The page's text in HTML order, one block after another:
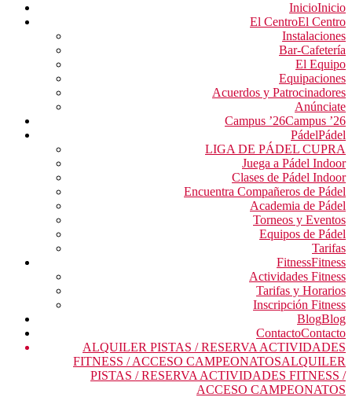
InicioInicio
El CentroEl Centro
Instalaciones
Bar-Cafetería
El Equipo
Equipaciones
Acuerdos y Patrocinadores
Anúnciate
Campus ’26Campus ’26
PádelPádel
LIGA DE PÁDEL CUPRA
Juega a Pádel Indoor
Clases de Pádel Indoor
Encuentra Compañeros de Pádel
Academia de Pádel
Torneos y Eventos
Equipos de Pádel
Tarifas
FitnessFitness
Actividades Fitness
Tarifas y Horarios
Inscripción Fitness
BlogBlog
ContactoContacto
ALQUILER PISTAS / RESERVA ACTIVIDADES
FITNESS / ACCESO CAMPEONATOSALQUILER
PISTAS / RESERVA ACTIVIDADES FITNESS /
ACCESO CAMPEONATOS